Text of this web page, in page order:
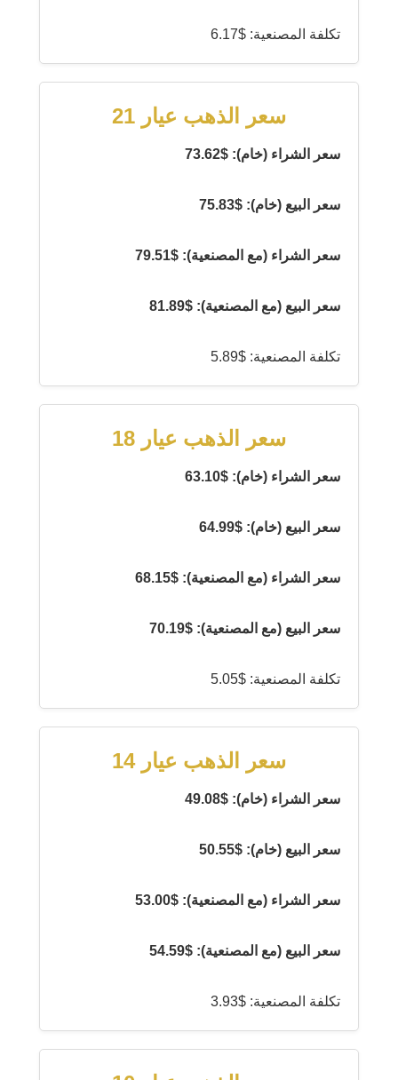
تكلفة المصنعية: $6.17
سعر الذهب عيار 21
سعر الشراء (خام): $73.62
سعر البيع (خام): $75.83
سعر الشراء (مع المصنعية): $79.51
سعر البيع (مع المصنعية): $81.89
تكلفة المصنعية: $5.89
سعر الذهب عيار 18
سعر الشراء (خام): $63.10
سعر البيع (خام): $64.99
سعر الشراء (مع المصنعية): $68.15
سعر البيع (مع المصنعية): $70.19
تكلفة المصنعية: $5.05
سعر الذهب عيار 14
سعر الشراء (خام): $49.08
سعر البيع (خام): $50.55
سعر الشراء (مع المصنعية): $53.00
سعر البيع (مع المصنعية): $54.59
تكلفة المصنعية: $3.93